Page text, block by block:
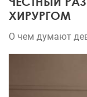
ХИРУРГОМ
О чем думают